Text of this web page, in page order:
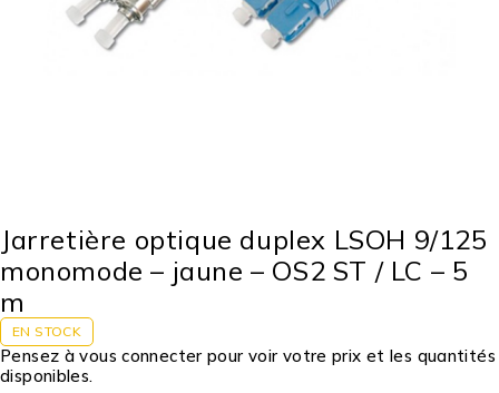
Jarretière optique duplex LSOH 9/125
monomode – jaune – OS2 ST / LC – 5
m
EN STOCK
Pensez à vous connecter pour voir votre prix et les quantités
disponibles.